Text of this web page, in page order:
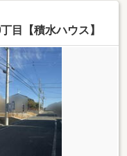
目【積水ハウス】